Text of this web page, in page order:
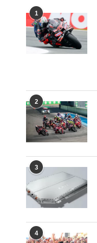
1
2
3
4